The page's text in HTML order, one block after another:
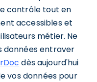
contrôle tout en
accessibles et
métier. Ne
données entraver
dès aujourd'hui
vos données pour